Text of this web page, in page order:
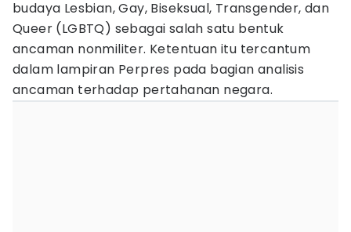
budaya Lesbian, Gay, Biseksual, Transgender, dan
Queer (LGBTQ) sebagai salah satu bentuk
ancaman nonmiliter. Ketentuan itu tercantum
dalam lampiran Perpres pada bagian analisis
ancaman terhadap pertahanan negara.